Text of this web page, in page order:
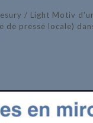
/ Light Motiv
de presse locale)